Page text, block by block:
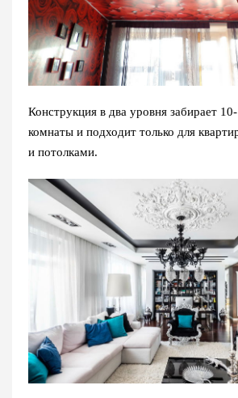
Конструкция в два уровня забирает
комнаты и подходит только для
и потолками.